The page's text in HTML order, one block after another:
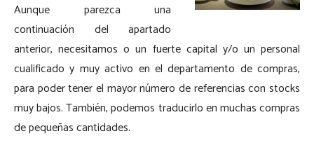
Aunque parezca una
continuación del apartado
anterior, necesitamos o un fuerte capital y/o un personal
cualificado y muy activo en el departamento de compras,
para poder tener el mayor número de referencias con stocks
muy bajos. También, podemos traducirlo en muchas compras
de pequeñas cantidades.